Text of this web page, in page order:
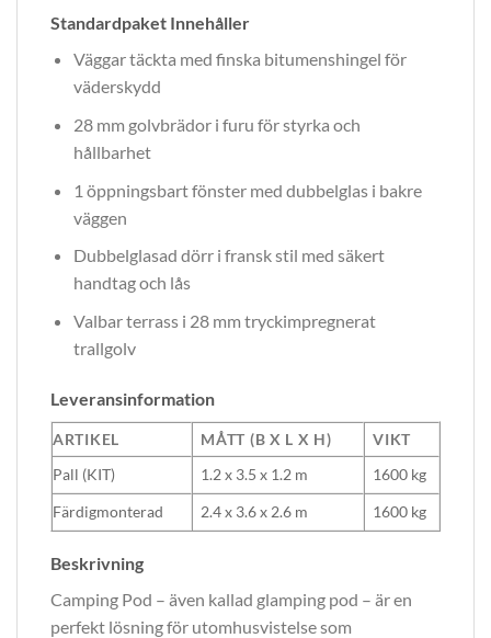
Standardpaket Innehåller
Väggar täckta med finska bitumenshingel för
väderskydd
28 mm golvbrädor i furu för styrka och
hållbarhet
1 öppningsbart fönster med dubbelglas i bakre
väggen
Dubbelglasad dörr i fransk stil med säkert
handtag och lås
Valbar terrass i 28 mm tryckimpregnerat
trallgolv
Leveransinformation
ARTIKEL MÅTT (B X L X H)
VIKT
Pall (KIT)
1.2 x 3.5 x 1.2 m
1600 kg
Färdigmonterad
2.4 x 3.6 x 2.6 m 1600 kg
Beskrivning
Camping Pod – även kallad glamping pod – är en
perfekt lösning för utomhusvistelse som